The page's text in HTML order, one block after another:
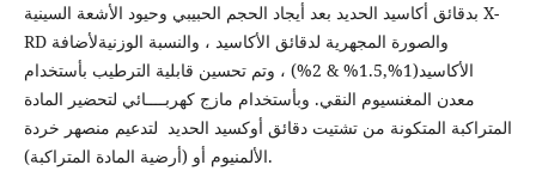
بدقائق أكاسيد الحديد بعد أيجاد الحجم الحبيبي وحيود الأشعة السينية X-
RD والصورة المجهرية لدقائق الأكاسيد ، والنسبة الوزنيةلأضافة
الأكاسيد(1%,1.5% & 2%) ، وتم تحسين قابلية الترطيب بأستخدام
معدن المغنسيوم النقي. وبأستخدام مازج كهربــــائي لتحضير المادة
المتراكبة المتكونة من تشتيت دقائق أوكسيد الحديد لتدعيم منصهر خردة
الألمنيوم أو (أرضية المادة المتراكبة).